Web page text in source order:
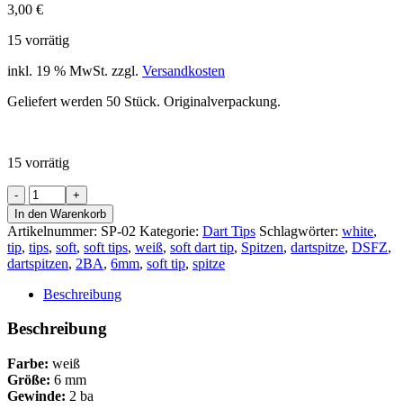
3,00 €
15 vorrätig
inkl. 19 % MwSt. zzgl. Versandkosten
Geliefert werden 50 Stück. Originalverpackung.
15 vorrätig
DSFZ
-
Soft
Dart
Tips
Dartspitzen
-
weiß
Menge
In den Warenkorb
Artikelnummer: SP-02 Kategorie: Dart Tips Schlagwörter: white,
tip, tips, soft, soft tips, weiß, soft dart tip, Spitzen, dartspitze, DSFZ,
dartspitzen, 2BA, 6mm, soft tip, spitze
Beschreibung
Beschreibung
Farbe: weiß
Größe: 6 mm
Gewinde: 2 ba